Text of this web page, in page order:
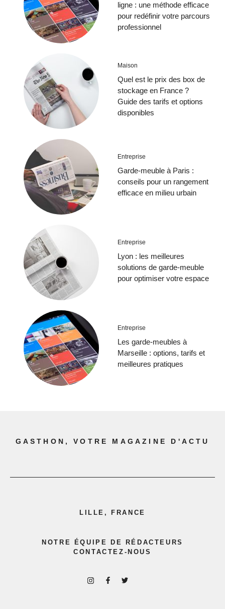
ligne : une méthode efficace
pour redéfinir votre parcours
professionnel
Maison
Quel est le prix des box de
stockage en France ?
Guide des tarifs et options
disponibles
Entreprise
Garde-meuble à Paris :
conseils pour un rangement
efficace en milieu urbain
Entreprise
Lyon : les meilleures
solutions de garde-meuble
pour optimiser votre espace
Entreprise
Les garde-meubles à
Marseille : options, tarifs et
meilleures pratiques
GASTHON, VOTRE MAGAZINE D'ACTU
LILLE, FRANCE
NOTRE ÉQUIPE DE RÉDACTEURS
CONTACTEZ-NOUS